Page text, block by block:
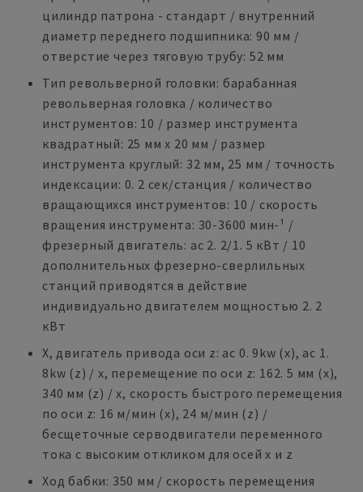
цилиндр патрона - стандарт / внутренний
диаметр переднего подшипника: 90 мм /
отверстие через тяговую трубу: 52 мм
Тип револьверной головки: барабанная
револьверная головка / количество
инструментов: 10 / размер инструмента
квадратный: 25 мм x 20 мм / размер
инструмента круглый: 32 мм, 25 мм / точность
индексации: 0. 2 сек/станция / количество
вращающихся инструментов: 10 / скорость
вращения инструмента: 30-3600 мин-¹ /
фрезерный двигатель: ac 2. 2/1. 5 кВт / 10
дополнительных фрезерно-сверлильных
станций приводятся в действие
индивидуально двигателем мощностью 2. 2
кВт
X, двигатель привода оси z: ac 0. 9kw (x), ac 1.
8kw (z) / x, перемещение по оси z: 162. 5 мм (x),
340 мм (z) / x, скорость быстрого перемещения
по оси z: 16 м/мин (x), 24 м/мин (z) /
бесщеточные серводвигатели переменного
тока с высоким откликом для осей x и z
Ход бабки: 350 мм / скорость перемещения